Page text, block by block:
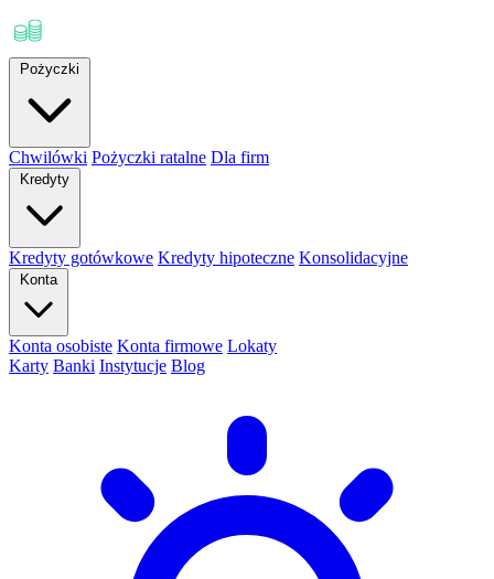
Pożyczki
Chwilówki Pożyczki ratalne Dla firm
Kredyty
Kredyty gotówkowe Kredyty hipoteczne Konsolidacyjne
Konta
Konta osobiste Konta firmowe Lokaty
Karty Banki Instytucje Blog